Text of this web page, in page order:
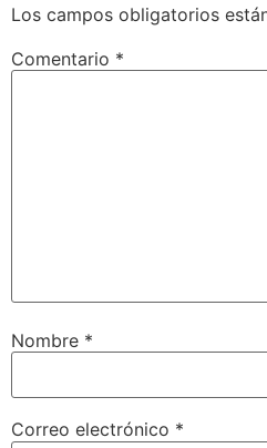
Los campos obligatorios
Comentario *
Nombre *
Correo electrónico *